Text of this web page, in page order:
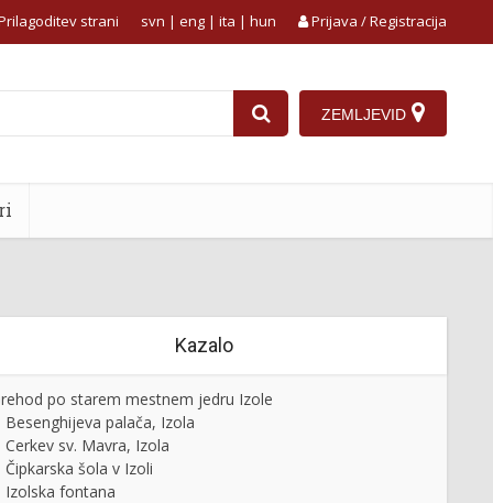
strani Prijava / Registracija
svn | eng | ita | hun
ZEMLJEVID
Kazalo
po starem mestnem jedru Izole
Besenghijeva palača, Izola
Cerkev sv. Mavra, Izola
Čipkarska šola v Izoli
Izolska fontana